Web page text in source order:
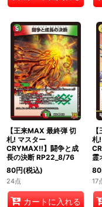
【王来MAX 最終弾 切
札! マスター
CRYMAX!!】闘争と成
長の決断 RP22_8/76
80円(税込)
24点
カートに入れる
札
霊
80
17